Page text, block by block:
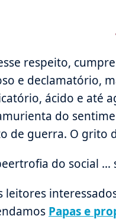
respeito,
e declamatório,
ácido e até
do
de guerra. O grito
do social …
leitores
Papas e